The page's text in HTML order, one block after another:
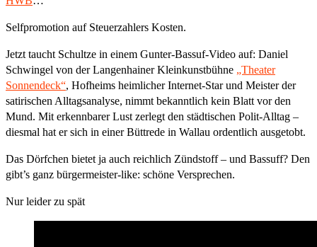
Selfpromotion auf Steuerzahlers Kosten.
Jetzt taucht Schultze in einem Gunter-Bassuf-Video auf: Daniel
Schwingel von der Langenhainer Kleinkunstbühne „Theater
Sonnendeck“, Hofheims heimlicher Internet‑Star und Meister der
satirischen Alltagsanalyse, nimmt bekanntlich kein Blatt vor den
Mund. Mit erkennbarer Lust zerlegt den städtischen Polit-Alltag –
diesmal hat er sich in einer Büttrede in Wallau ordentlich ausgetobt.
Das Dörfchen bietet ja auch reichlich Zündstoff – und Bassuff? Den
gibt’s ganz bürgermeister-like: schöne Versprechen.
Nur leider zu spät